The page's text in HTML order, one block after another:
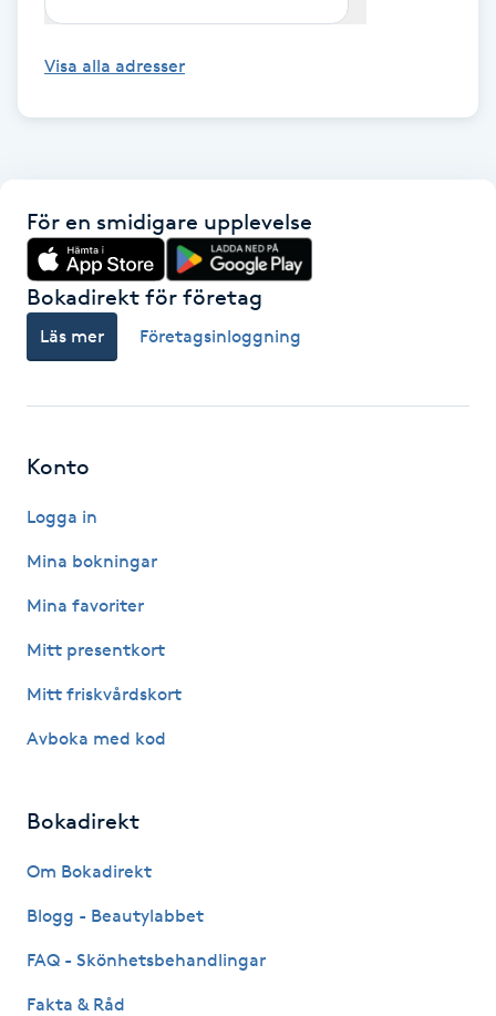
Healing
Herrklippning
Hot yoga
Huduppstramning
Hudvård
Hyaluronsyra
Hyperhidros
Hårborttagning
Visa alla adresser
För en smidigare upplevelse
Bokadirekt för företag
Läs mer Företagsinloggning
Konto
Logga in
Mina bokningar
Mina favoriter
Mitt presentkort
Mitt friskvårdskort
Avboka med kod
Bokadirekt
Om Bokadirekt
Blogg - Beautylabbet
FAQ - Skönhetsbehandlingar
Fakta & Råd